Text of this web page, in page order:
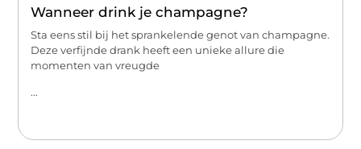
Wanneer drink je champagne?
Sta eens stil bij het sprankelende genot van champagne.
Deze verfijnde drank heeft een unieke allure die
momenten van vreugde
...